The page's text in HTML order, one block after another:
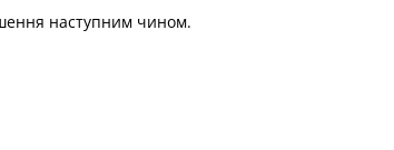
наступним чином.